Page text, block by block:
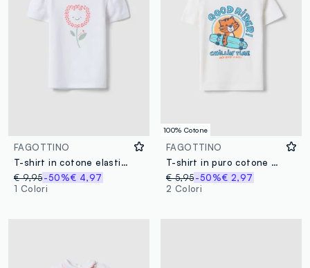
FAGOTTINO
T-shirt in cotone elasticizzato bianca da bimba regular fit con fiore
€ 9,95-50%€ 4,97
1 Colori
100% Cotone
FAGOTTINO
T-shirt in puro cotone bianca da bimbo regular fit con tigre rider
€ 5,95-50%€ 2,97
2 Colori